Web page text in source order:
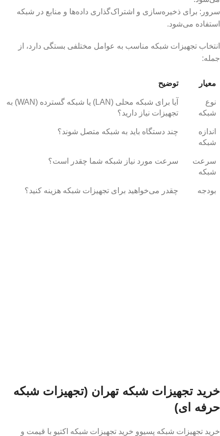
سرور: برای ذخیره‌سازی و اشتراک‌گذاری داده‌ها و منابع در شبکه
استفاده می‌شود.
انتخاب تجهیزات شبکه مناسب به عوامل مختلفی بستگی دارد، از
جمله:
معیار توضیح
نوع
شبکه
آیا برای شبکه محلی (LAN) یا شبکه گسترده (WAN) به
تجهیزات نیاز دارید؟
اندازه
شبکه
چند دستگاه باید به شبکه متصل شوند؟
سرعت
شبکه
سرعت مورد نیاز شبکه شما چقدر است؟
بودجه چقدر می‌خواهید برای تجهیزات شبکه هزینه کنید؟
خرید تجهیزات شبکه تهران (تجهیزات شبکه
حرفه ای)
خرید تجهیزات شبکه پسیوو خرید تجهیزات شبکه اکتیو با قیمت و